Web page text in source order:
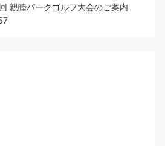
親睦パークゴルフ大会のご案内